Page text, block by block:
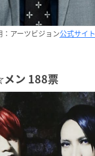
：アーツビジョン公式サイト
ン 188票